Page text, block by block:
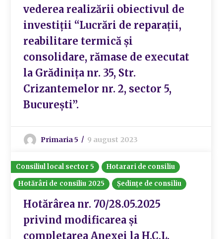
vederea realizării obiectivul de
investiții “Lucrări de reparații,
reabilitare termică și
consolidare, rămase de executat
la Grădinița nr. 35, Str.
Crizantemelor nr. 2, sector 5,
București”.
Primaria 5 9 august 2023
Consiliul local sector 5
Hotarari de consiliu
Hotărâri de consiliu 2025
Ședințe de consiliu
Hotărârea nr. 70/28.05.2025
privind modificarea și
completarea Anexei la H.C.L.